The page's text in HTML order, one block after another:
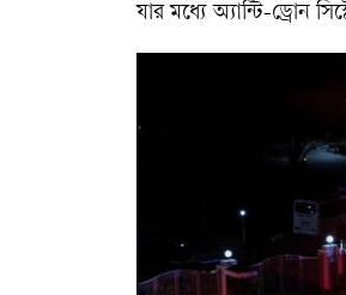
যার মধ্যে অ্যান্টি-ড্রোন